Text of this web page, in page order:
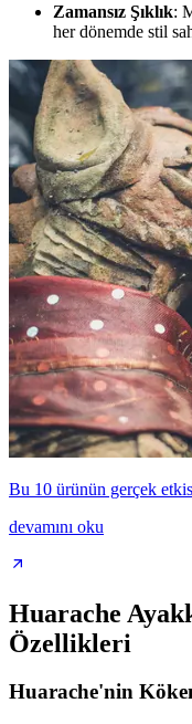
Zamansız Şıklık:
her dönemde stil
Bu 10 ürünün gerçek
devamını oku
Huarache
Özellikleri
Huarache'nin